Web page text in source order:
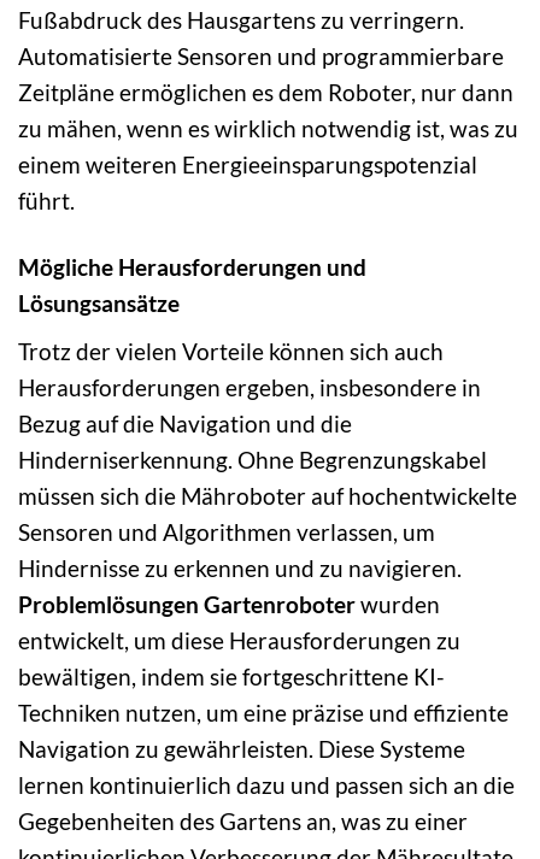
Fußabdruck des Hausgartens zu verringern.
Automatisierte Sensoren und programmierbare
Zeitpläne ermöglichen es dem Roboter, nur dann
zu mähen, wenn es wirklich notwendig ist, was zu
einem weiteren Energieeinsparungspotenzial
führt.
Mögliche Herausforderungen und
Lösungsansätze
Trotz der vielen Vorteile können sich auch
Herausforderungen ergeben, insbesondere in
Bezug auf die Navigation und die
Hinderniserkennung. Ohne Begrenzungskabel
müssen sich die Mähroboter auf hochentwickelte
Sensoren und Algorithmen verlassen, um
Hindernisse zu erkennen und zu navigieren.
Problemlösungen Gartenroboterwurden
entwickelt, um diese Herausforderungen zu
bewältigen, indem sie fortgeschrittene KI-
Techniken nutzen, um eine präzise und effiziente
Navigation zu gewährleisten. Diese Systeme
lernen kontinuierlich dazu und passen sich an die
Gegebenheiten des Gartens an, was zu einer